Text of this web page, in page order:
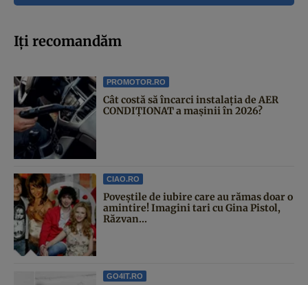
Iți recomandăm
PROMOTOR.RO
Cât costă să încarci instalația de AER
CONDIȚIONAT a mașinii în 2026?
CIAO.RO
Poveştile de iubire care au rămas doar o
amintire! Imagini tari cu Gina Pistol,
Răzvan...
GO4IT.RO